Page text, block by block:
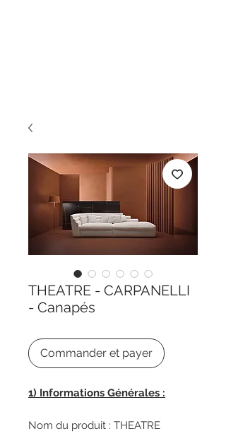
THEATRE - CARPANELLI
- Canapés
Commander et payer
1) Informations Générales :
Nom du produit : THEATRE